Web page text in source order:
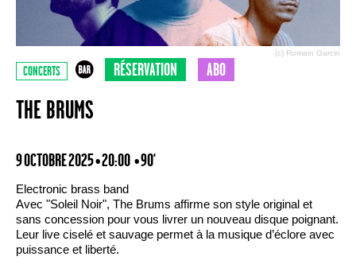
(c) Romain Garcin
CONCERTS RÉSERVATION ABO
THE BRUMS
9 OCTOBRE 2025 • 20:00 • 90'
Electronic brass band
Avec "Soleil Noir", The Brums affirme son style original et
sans concession pour vous livrer un nouveau disque poignant.
Leur live ciselé et sauvage permet à la musique d’éclore avec
puissance et liberté.